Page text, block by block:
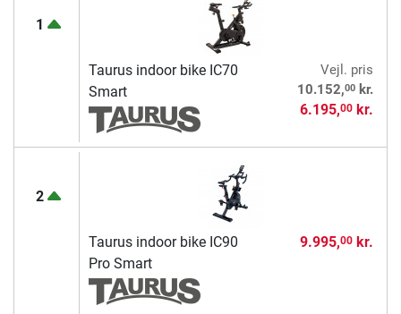
1
Taurus indoor bike IC70
Smart
Vejl. pris
10.152,00kr.
6.195,00kr.
2
Taurus indoor bike IC90
Pro Smart
9.995,00kr.